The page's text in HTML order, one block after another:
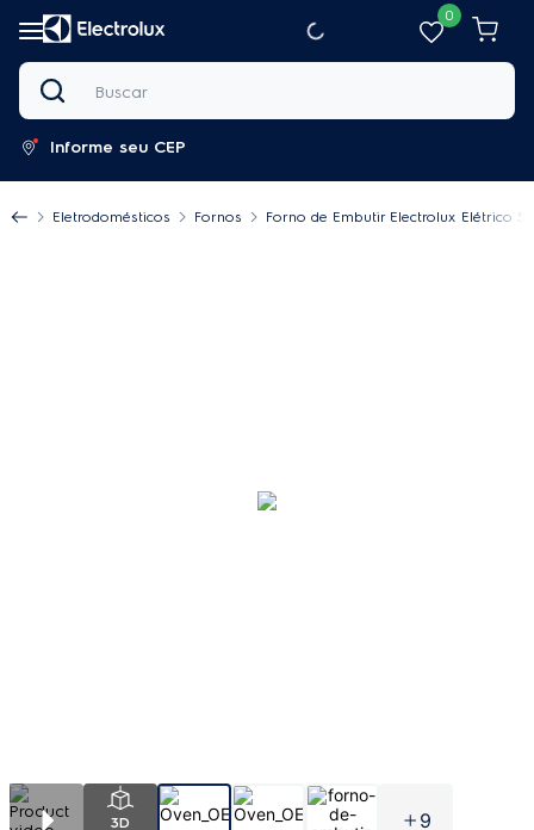
0
Buscar
Informe seu CEP
Eletrodomésticos Fornos Forno de Embutir Electrolux Elétrico
3D 9